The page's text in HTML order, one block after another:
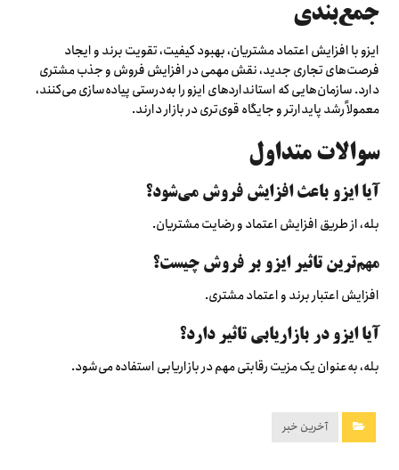
جمع‌بندی
ایزو با افزایش اعتماد مشتریان، بهبود کیفیت، تقویت برند و ایجاد
فرصت‌های تجاری جدید، نقش مهمی در افزایش فروش و جذب مشتری
دارد. سازمان‌هایی که استانداردهای ایزو را به‌درستی پیاده‌سازی می‌کنند،
معمولاً رشد پایدارتر و جایگاه قوی‌تری در بازار دارند.
سوالات متداول
آیا ایزو باعث افزایش فروش می‌شود؟
بله، از طریق افزایش اعتماد و رضایت مشتریان.
مهم‌ترین تاثیر ایزو بر فروش چیست؟
افزایش اعتبار برند و اعتماد مشتری.
آیا ایزو در بازاریابی تاثیر دارد؟
بله، به‌عنوان یک مزیت رقابتی مهم در بازاریابی استفاده می‌شود.
آخرین خبر